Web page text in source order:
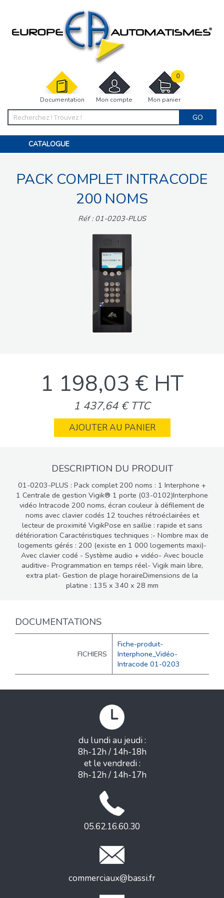
Documentation Mon compte Mon panier
0
GO
CATALOGUE
MOTORISATIONS
ACCESSOIRES ET ELECTRONIQUES
INTERPHONES VISIOPHONES
PACK COMPLET INTRACODE
200 NOMS
Réf : 01-0203-PLUS
1 198,03 € HT
1 437,64 € TTC
AJOUTER AU PANIER
DESCRIPTION DU PRODUIT
01-0203-PLUS : Pack complet 200 noms : 1 Interphone +
1 Centrale de gestion Vigik® 1 porte (03-0102)Interphone
vidéo Intracode 200 noms, écran couleur à défilement de
noms avec clavier codés 12 touches rétroéclairées et
lecteur de proximité VigikPose en saillie : rapide et sans
détérioration Caractéristiques techniques :- Nombre max de
logements gérés : 200 (existe en 1 000 logements maxi)-
Avec clavier codé - Système audio + vidéo- Avec boucle
auditive- Programmation en temps réel- Vigik main libre,
extra plat- Gestion de plage horaireDimensions de la
platine : 135 x 340 x 28 mm
DOCUMENTATIONS
FICHIERS
Fiche-produit-
Interphone_Vidéo-
Intracode 01-0203
du lundi au jeudi :
8h-12h / 14h-18h
et le vendredi :
8h-12h / 14h-17h
05.62.16.60.30
commerciaux@bassi.fr